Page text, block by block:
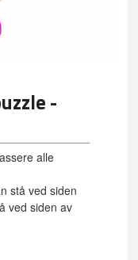
-
alle
stå ved siden
ved siden av